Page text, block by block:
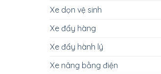
Xe dọn vệ sinh
Xe đẩy hàng
Xe đẩy hành lý
Xe nâng bằng điện